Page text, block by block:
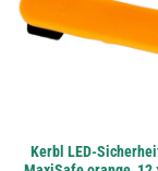
Kerbl LED-